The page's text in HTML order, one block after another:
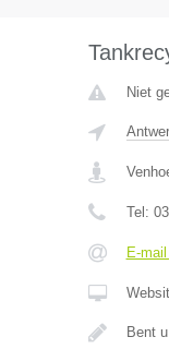
Niet
Tel:
E-
Bent